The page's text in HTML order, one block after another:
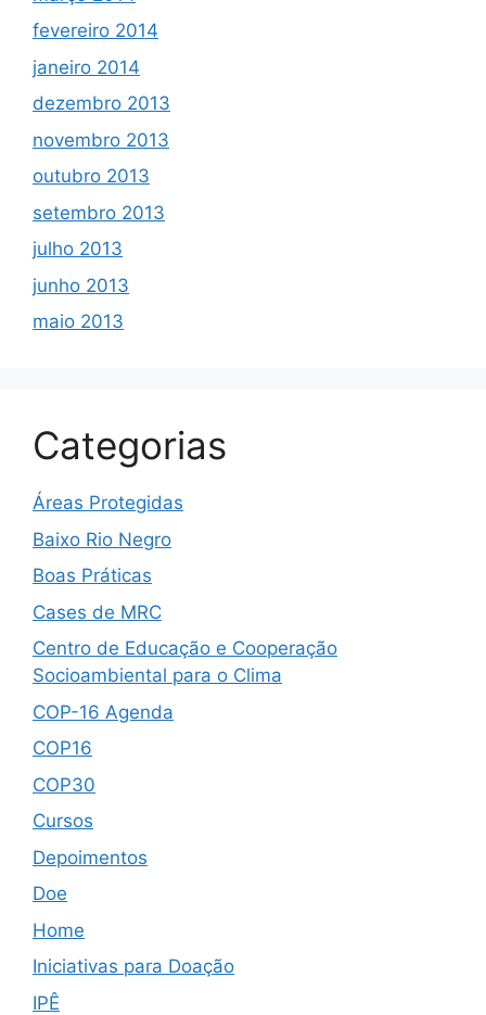
fevereiro 2014
janeiro 2014
dezembro 2013
novembro 2013
outubro 2013
setembro 2013
julho 2013
junho 2013
maio 2013
Categorias
Áreas Protegidas
Baixo Rio Negro
Boas Práticas
Cases de MRC
Centro de Educação e Cooperação
Socioambiental para o Clima
COP-16 Agenda
COP16
COP30
Cursos
Depoimentos
Doe
Home
Iniciativas para Doação
IPÊ